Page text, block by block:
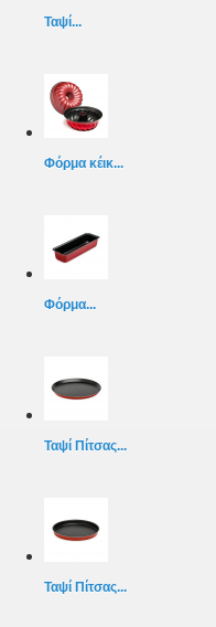
Ταψί...
Φόρμα κέικ...
Φόρμα...
Ταψί Πίτσας...
Ταψί Πίτσας...